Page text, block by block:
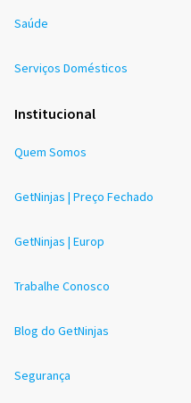
Saúde
Serviços Domésticos
Institucional
Quem Somos
GetNinjas | Preço Fechado
GetNinjas | Europ
Trabalhe Conosco
Blog do GetNinjas
Segurança